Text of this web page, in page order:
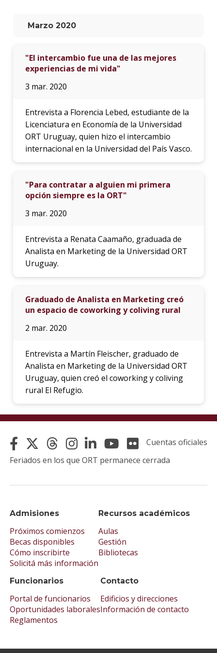
Marzo 2020
"El intercambio fue una de las mejores
experiencias de mi vida"
3 mar. 2020
Entrevista a Florencia Lebed, estudiante de la
Licenciatura en Economía de la Universidad
ORT Uruguay, quien hizo el intercambio
internacional en la Universidad del País Vasco.
"Para contratar a alguien mi primera
opción siempre es la ORT"
3 mar. 2020
Entrevista a Renata Caamaño, graduada de
Analista en Marketing de la Universidad ORT
Uruguay.
Graduado de Analista en Marketing creó
un espacio de coworking y coliving rural
2 mar. 2020
Entrevista a Martín Fleischer, graduado de
Analista en Marketing de la Universidad ORT
Uruguay, quien creó el coworking y coliving
rural El Refugio.
Admisiones
Próximos comienzos
Becas disponibles
Cómo inscribirte
Solicitá más información
Recursos académicos
Aulas
Gestión
Bibliotecas
Funcionarios
Portal de funcionarios
Oportunidades laborales
Reglamentos
Contacto
Edificios y direcciones
Información de contacto
Cuentas oficiales
Feriados en los que ORT permanece cerrada